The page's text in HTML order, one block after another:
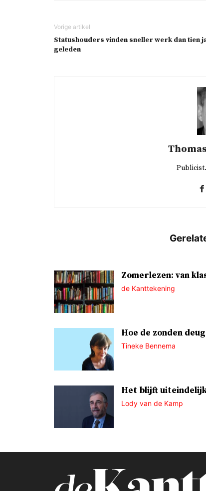
Statushouders vinden sneller werk dan tien
geleden
Zomerlezen: van
de Kanttekening
Hoe de zonden
Tineke Bennema
Het blijft
Lody van de Kamp